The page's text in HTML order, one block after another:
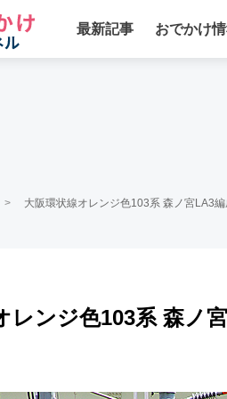
最新記事 おでかけ
大阪環状線オレンジ色103系 森ノ宮LA3
レンジ色103系 森ノ